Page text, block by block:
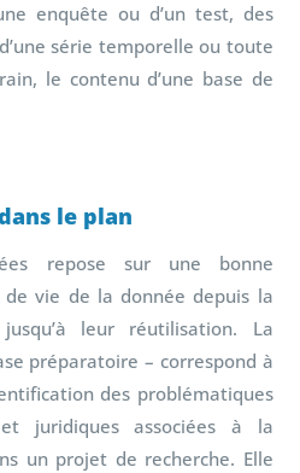
enquête ou d’un test, des
série temporelle ou toute
le contenu d’une base de
le plan
repose sur une bonne
de vie de la donnée depuis la
leur réutilisation. La
préparatoire – correspond à
des problématiques
juridiques associées à la
un projet de recherche. Elle